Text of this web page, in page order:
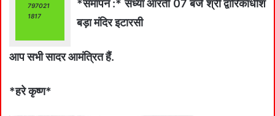
797021
1817
*समापन :* संध्या आरती 07 बजे श्री द्वारिकाधीश
बड़ा मंदिर इटारसी
आप सभी सादर आमंत्रित हैं.
*हरे कृष्ण*